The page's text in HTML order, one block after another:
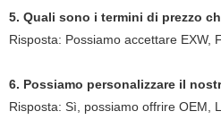
5. Quali sono i termini di prezzo
Risposta: Possiamo accettare EXW,
6. Possiamo personalizzare il
Risposta: Sì, possiamo offrire OEM,